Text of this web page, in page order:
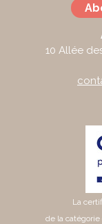
10 Allée
La
de la catégorie